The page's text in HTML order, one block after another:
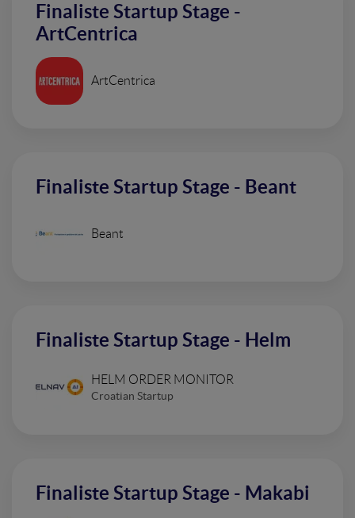
Finaliste Startup Stage -
ArtCentrica
ArtCentrica
Finaliste Startup Stage - Beant
Beant
Finaliste Startup Stage - Helm
HELM ORDER MONITOR
Croatian Startup
Finaliste Startup Stage - Makabi